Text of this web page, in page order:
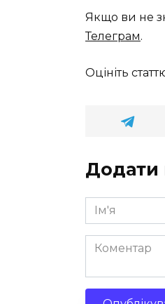
Якщо ви не
Телеграм.
Оцініть
Додати
Ім'я
*
Коментар